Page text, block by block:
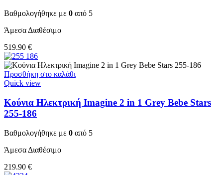
Βαθμολογήθηκε με 0 από 5
Άμεσα Διαθέσιμο
519.90 €
Προσθήκη στο καλάθι
Quick view
Κούνια Ηλεκτρική Imagine 2 in 1 Grey Bebe Stars
255-186
Βαθμολογήθηκε με 0 από 5
Άμεσα Διαθέσιμο
219.90 €